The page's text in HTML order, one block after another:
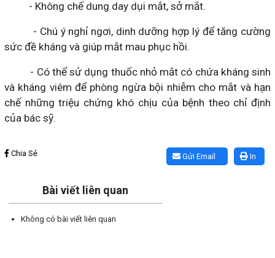
- Không chế dung day dụi mắt, sở mắt.
- Chú ý nghỉ ngơi, dinh dưỡng hợp lý để tăng cường
sức đề kháng và giúp mắt mau phục hồi.
- Có thể sử dụng thuốc nhỏ mắt có chứa kháng sinh
và kháng viêm để phòng ngừa bội nhiễm cho mắt và hạn
chế những triệu chứng khó chịu của bệnh theo chỉ định
của bác sỹ.
In
Gửi Email
Chia Sẻ
Bài viết liên quan
Không có bài viết liên quan